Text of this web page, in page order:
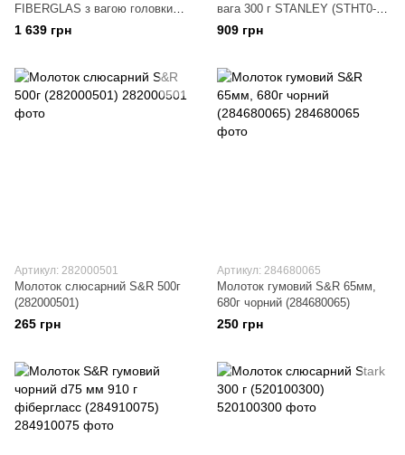
FIBERGLAS з вагою головки
600 г STANLEY (STHT0-51311)
1 639 грн
вага 300 г STANLEY (STHT0-
54131)
909 грн
Артикул: 282000501
Молоток слюсарний S&R 500г
(282000501)
265 грн
Артикул: 284680065
Молоток гумовий S&R 65мм,
680г чорний (284680065)
250 грн